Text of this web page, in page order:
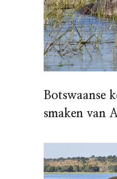
Botswaanse
smaken van